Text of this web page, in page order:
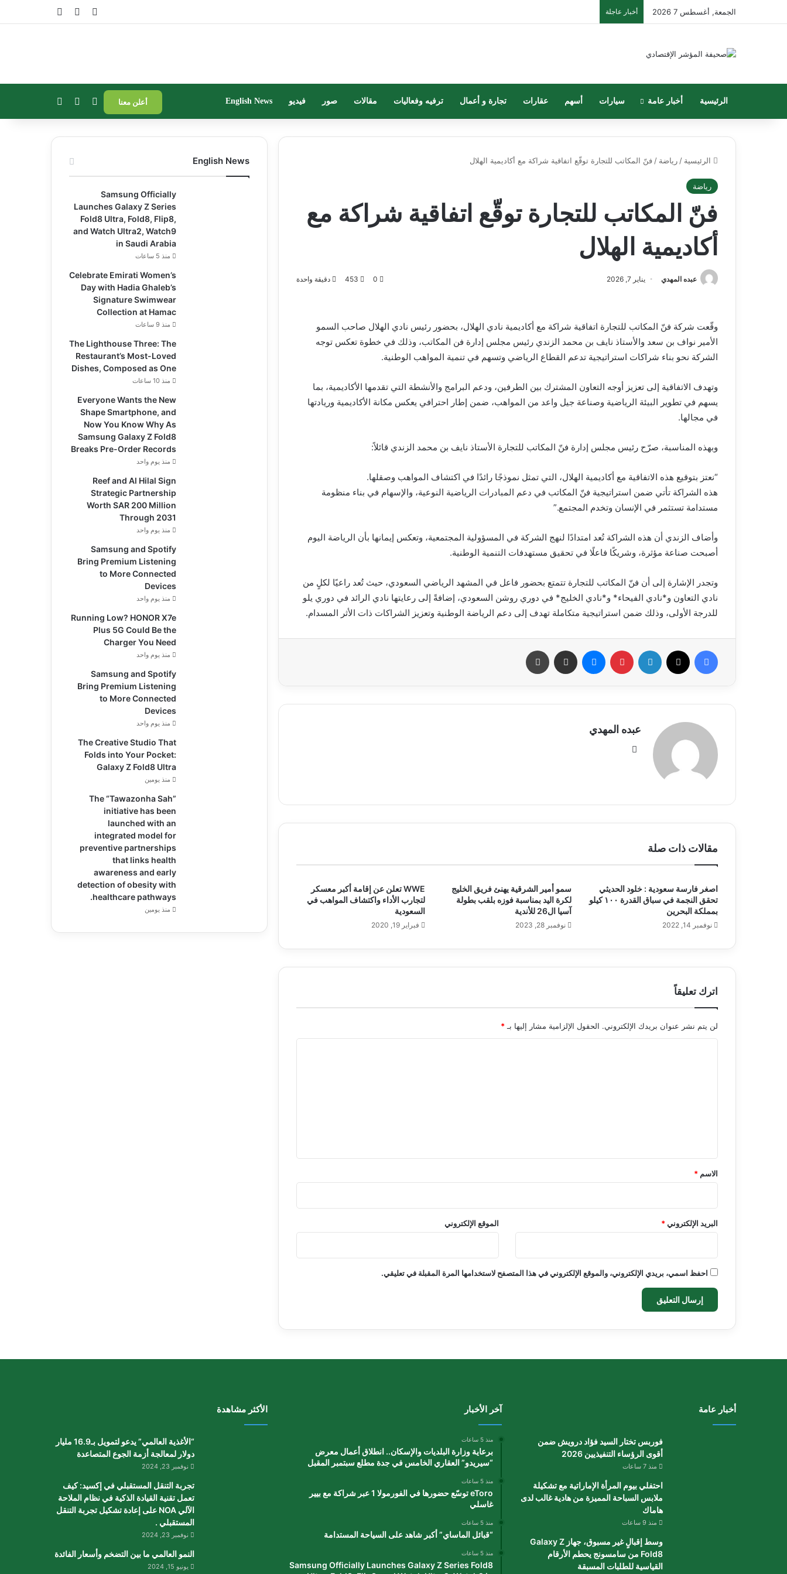
الجمعة, أغسطس 7 2026 أخبار عاجلة تسجيل الدخول
مقال عشوائي
الرئيسية أخبار عامة سيارات أسهم عقارات تجارة و أعمال ترفيه وفعاليات مقالات صور فيديو English News أعلن معنا إضافة عمود جانبي
الوضع المظلم
الرئيسية / رياضة / فنّ المكاتب للتجارة توقّع اتفاقية شراكة مع أكاديمية الهلال
رياضة
فنّ المكاتب للتجارة توقّع اتفاقية شراكة مع
أكاديمية الهلال
عبده المهدي يناير 7, 2026 0
453 دقيقة واحدة
وقّعت شركة فنّ المكاتب للتجارة اتفاقية شراكة مع أكاديمية نادي الهلال، بحضور رئيس نادي الهلال صاحب السمو
الأمير نواف بن سعد والأستاذ نايف بن محمد الزندي رئيس مجلس إدارة فن المكاتب، وذلك في خطوة تعكس توجه
الشركة نحو بناء شراكات استراتيجية تدعم القطاع الرياضي وتسهم في تنمية المواهب الوطنية.
وتهدف الاتفاقية إلى تعزيز أوجه التعاون المشترك بين الطرفين، ودعم البرامج والأنشطة التي تقدمها الأكاديمية، بما
يسهم في تطوير البيئة الرياضية وصناعة جيل واعد من المواهب، ضمن إطار احترافي يعكس مكانة الأكاديمية وريادتها
في مجالها.
وبهذه المناسبة، صرّح رئيس مجلس إدارة فنّ المكاتب للتجارة الأستاذ نايف بن محمد الزندي قائلاً:
“نعتز بتوقيع هذه الاتفاقية مع أكاديمية الهلال، التي تمثل نموذجًا رائدًا في اكتشاف المواهب وصقلها.
هذه الشراكة تأتي ضمن استراتيجية فنّ المكاتب في دعم المبادرات الرياضية النوعية، والإسهام في بناء منظومة
مستدامة تستثمر في الإنسان وتخدم المجتمع.”
وأضاف الزندي أن هذه الشراكة تُعد امتدادًا لنهج الشركة في المسؤولية المجتمعية، وتعكس إيمانها بأن الرياضة اليوم
أصبحت صناعة مؤثرة، وشريكًا فاعلًا في تحقيق مستهدفات التنمية الوطنية.
وتجدر الإشارة إلى أن فنّ المكاتب للتجارة تتمتع بحضور فاعل في المشهد الرياضي السعودي، حيث تُعد راعيًا لكلٍ من
نادي التعاون و*نادي الفيحاء* و*نادي الخليج* في دوري روشن السعودي، إضافةً إلى رعايتها نادي الرائد في دوري يلو
للدرجة الأولى، وذلك ضمن استراتيجية متكاملة تهدف إلى دعم الرياضة الوطنية وتعزيز الشراكات ذات الأثر المسدام.
عبده المهدي
مقالات ذات صلة
اصغر فارسة سعودية : خلود الحديثي
تحقق النجمة في سباق القدرة ١٠٠ كيلو
بمملكة البحرين
نوفمبر 14, 2022
سمو أمير الشرقية يهنئ فريق الخليج
لكرة اليد بمناسبة فوزه بلقب بطولة
آسيا ال26 للأندية
نوفمبر 28, 2023
WWE تعلن عن إقامة أكبر معسكر
لتجارب الأداء واكتشاف المواهب في
السعودية
فبراير 19, 2020
اترك تعليقاً
لن يتم نشر عنوان بريدك الإلكتروني. الحقول الإلزامية مشار إليها بـ *
*
الاسم *
البريد الإلكتروني* الموقع الإلكتروني
احفظ اسمي، بريدي الإلكتروني، والموقع الإلكتروني في هذا المتصفح لاستخدامها المرة المقبلة في تعليقي.
English News
Samsung Officially
Launches Galaxy Z Series
Fold8 Ultra, Fold8, Flip8,
and Watch Ultra2, Watch9
in Saudi Arabia
منذ 5 ساعات
Celebrate Emirati Women’s
Day with Hadia Ghaleb’s
Signature Swimwear
Collection at Hamac
منذ 9 ساعات
The Lighthouse Three: The
Restaurant’s Most-Loved
Dishes, Composed as One
منذ 10 ساعات
Everyone Wants the New
Shape Smartphone, and
Now You Know Why As
Samsung Galaxy Z Fold8
Breaks Pre-Order Records
منذ يوم واحد
Reef and Al Hilal Sign
Strategic Partnership
Worth SAR 200 Million
Through 2031
منذ يوم واحد
Samsung and Spotify
Bring Premium Listening
to More Connected
Devices
منذ يوم واحد
Running Low? HONOR X7e
Plus 5G Could Be the
Charger You Need
منذ يوم واحد
Samsung and Spotify
Bring Premium Listening
to More Connected
Devices
منذ يوم واحد
The Creative Studio That
Folds into Your Pocket:
Galaxy Z Fold8 Ultra
منذ يومين
The “Tawazonha Sah”
initiative has been
launched with an
integrated model for
preventive partnerships
that links health
awareness and early
detection of obesity with
healthcare pathways.
منذ يومين
أخبار عامة
فوربس تختار السيد فؤاد درويش ضمن
أقوى الرؤساء التنفيذيين 2026
منذ 7 ساعات
احتفلي بيوم المرأة الإماراتية مع تشكيلة
ملابس السباحة المميزة من هادية غالب لدى
هاماك
منذ 9 ساعات
وسط إقبالٍ غير مسبوق، جهاز Galaxy Z
Fold8 من سامسونج يحطم الأرقام
القياسية للطلبات المسبقة
آخر الأخبار
منذ 5 ساعات
برعاية وزارة البلديات والإسكان.. انطلاق أعمال معرض
“سيريدو” العقاري الخامس في جدة مطلع سبتمبر المقبل
منذ 5 ساعات
eToro توسّع حضورها في الفورمولا 1 عبر شراكة مع بيير
غاسلي
منذ 5 ساعات
“قبائل الماساي” أكبر شاهد على السياحة المستدامة
منذ 5 ساعات
Samsung Officially Launches Galaxy Z Series Fold8
الأكثر مشاهدة
“الأغذية العالمي” يدعو لتمويل بـ16.9 مليار
دولار لمعالجة أزمة الجوع المتصاعدة
نوفمبر 23, 2024
تجربة التنقل المستقبلي في إكسيد: كيف
تعمل تقنية القيادة الذكية في نظام الملاحة
الآلي NOA على إعادة تشكيل تجربة التنقل
المستقبلي .
نوفمبر 23, 2024
النمو العالمي ما بين التضخم وأسعار الفائدة
يونيو 15, 2024